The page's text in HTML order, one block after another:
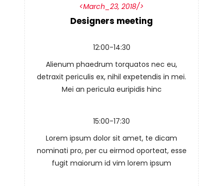
March_23, 2018
Designers meeting
12:00-14:30
Alienum phaedrum torquatos nec eu,
detraxit periculis ex, nihil expetendis in mei.
Mei an pericula euripidis hinc
15:00-17:30
Lorem ipsum dolor sit amet, te dicam
nominati pro, per cu eirmod oporteat, esse
fugit maiorum id vim lorem ipsum